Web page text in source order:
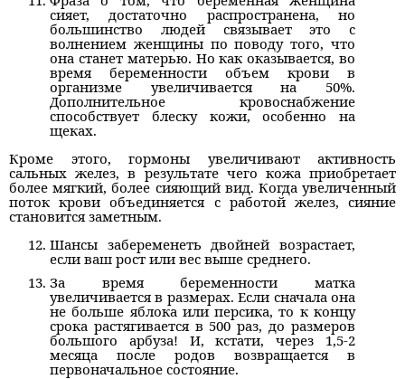
сияет, достаточно распространена, но
большинство людей связывает это с
волнением женщины по поводу того, что
она станет матерью. Но как оказывается, во
время беременности объем крови в
организме увеличивается на 50%.
Дополнительное кровоснабжение
способствует блеску кожи, особенно на
щеках.
Кроме этого, гормоны увеличивают активность
сальных желез, в результате чего кожа приобретает
более мягкий, более сияющий вид. Когда увеличенный
поток крови объединяется с работой желез, сияние
становится заметным.
Шансы забеременеть двойней возрастает,
если ваш рост или вес выше среднего.
За время беременности матка
увеличивается в размерах. Если сначала она
не больше яблока или персика, то к концу
срока растягивается в 500 раз, до размеров
большого арбуза! И, кстати, через 1,5-2
месяца после родов возвращается в
первоначальное состояние.